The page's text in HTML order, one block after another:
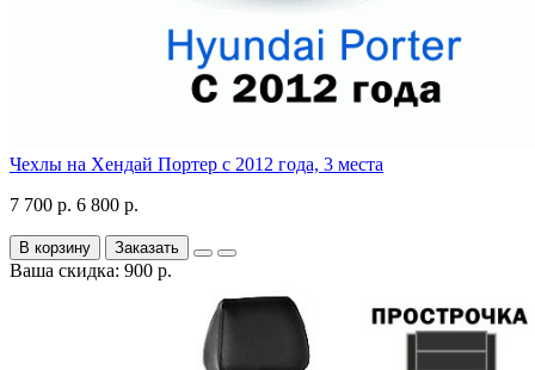
Чехлы на Хендай Портер с 2012 года, 3 места
7 700 р. 6 800 р.
В корзину Заказать
Ваша скидка: 900 р.